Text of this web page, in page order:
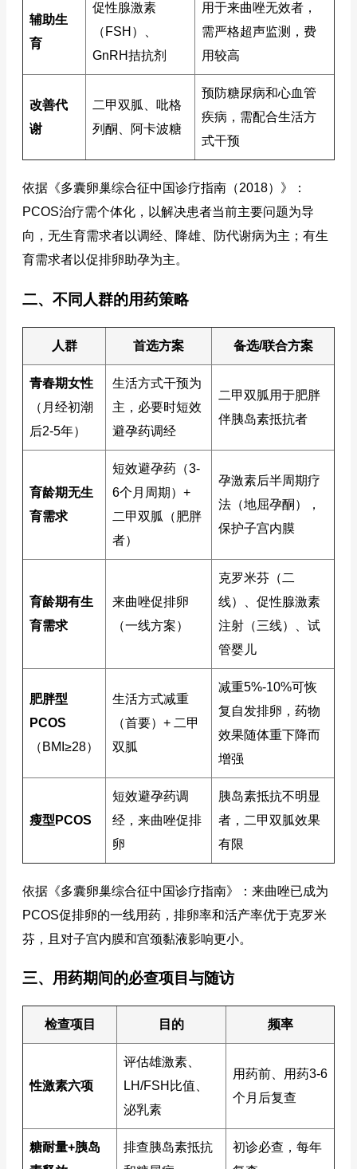
辅助生
育
促性腺激素
（FSH）、
GnRH拮抗剂
用于来曲唑无效者，
需严格超声监测，费
用较高
改善代
谢
二甲双胍、吡格
列酮、阿卡波糖
预防糖尿病和心血管
疾病，需配合生活方
式干预
依据《多囊卵巢综合征中国诊疗指南（2018）》：
PCOS治疗需个体化，以解决患者当前主要问题为导
向，无生育需求者以调经、降雄、防代谢病为主；有生
育需求者以促排卵助孕为主。
二、不同人群的用药策略
人群 首选方案 备选/联合方案
青春期女性
（月经初潮
后2-5年）
生活方式干预为
主，必要时短效
避孕药调经
二甲双胍用于肥胖
伴胰岛素抵抗者
育龄期无生
育需求
短效避孕药（3-
6个月周期）+
二甲双胍（肥胖
者）
孕激素后半周期疗
法（地屈孕酮），
保护子宫内膜
育龄期有生
育需求
来曲唑促排卵
（一线方案）
克罗米芬（二
线）、促性腺激素
注射（三线）、试
管婴儿
肥胖型
PCOS
（BMI≥28）
生活方式减重
（首要）+ 二甲
双胍
减重5%-10%可恢
复自发排卵，药物
效果随体重下降而
增强
瘦型PCOS
短效避孕药调
经，来曲唑促排
卵
胰岛素抵抗不明显
者，二甲双胍效果
有限
依据《多囊卵巢综合征中国诊疗指南》：来曲唑已成为
PCOS促排卵的一线用药，排卵率和活产率优于克罗米
芬，且对子宫内膜和宫颈黏液影响更小。
三、用药期间的必查项目与随访
检查项目 目的 频率
性激素六项
评估雄激素、
LH/FSH比值、
泌乳素
用药前、用药3-6
个月后复查
糖耐量+胰岛
排查胰岛素抵抗
初诊必查，每年